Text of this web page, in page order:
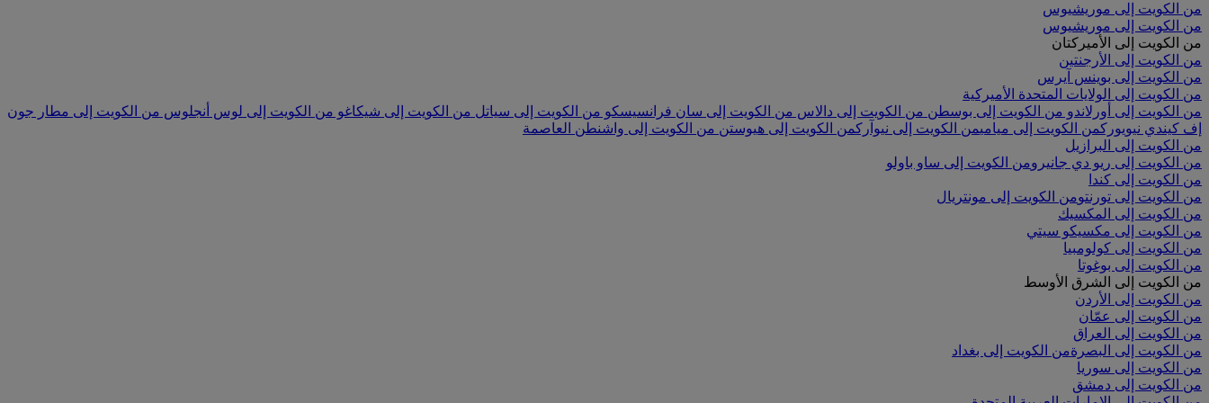
من الكويت إلى موريشيوس
من الكويت إلى موريشيوس
من الكويت إلى الأميركتان
من الكويت إلى الأرجنتين
من الكويت إلى بوينس آيرس
من الكويت إلى الولايات المتحدة الأميركية
من الكويت إلى أورلاندو من الكويت إلى بوسطن من الكويت إلى دالاس من الكويت إلى سان فرانسيسكو من الكويت إلى سياتل من الكويت إلى شيكاغو من الكويت إلى لوس أنجلوس من الكويت إلى مطار جون
إف كيندي نيويوركمن الكويت إلى مياميمن الكويت إلى نيوآركمن الكويت إلى هيوستن من الكويت إلى واشنطن العاصمة
من الكويت إلى البرازيل
من الكويت إلى ريو دي جانيرومن الكويت إلى ساو باولو
من الكويت إلى كندا
من الكويت إلى تورنتومن الكويت إلى مونتريال
من الكويت إلى المكسيك
من الكويت إلى مكسيكو سيتي
من الكويت إلى كولومبيا
من الكويت إلى بوغوتا
من الكويت إلى الشرق الأوسط
من الكويت إلى الأردن
من الكويت إلى عمّان
من الكويت إلى العراق
من الكويت إلى البصرةمن الكويت إلى بغداد
من الكويت إلى سوريا
من الكويت إلى دمشق